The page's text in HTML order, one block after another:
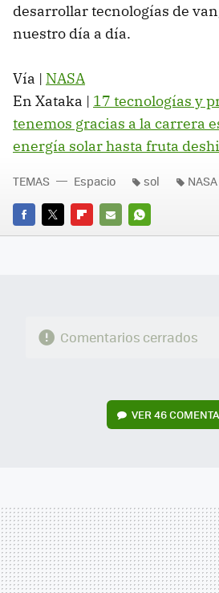
desarrollar tecnologías de
nuestro día a día.
Vía | NASA
En Xataka | 17 tecnologías y
tenemos gracias a la carrera
energía solar hasta fruta
FACEBOOK
TWITTERFLIPBOARD
E-
WHATSAPP
TEMAS Espacio sol NASA
Comentarios cerrados
VER46